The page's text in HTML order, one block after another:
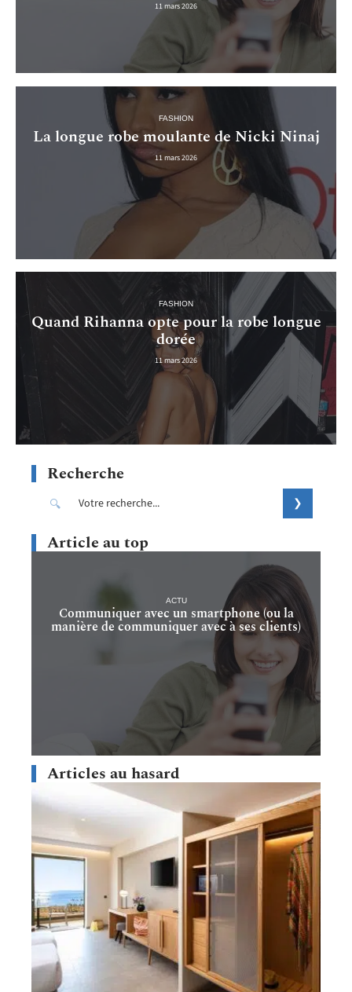
11 mars 2026
FASHION
La longue robe moulante de Nicki Ninaj
11 mars 2026
FASHION
Quand Rihanna opte pour la robe longue
dorée
11 mars 2026
Recherche
Article au top
ACTU
Communiquer avec un smartphone (ou la
manière de communiquer avec à ses clients)
Articles au hasard